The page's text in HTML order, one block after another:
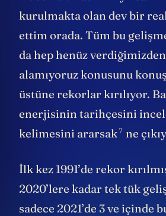
kurulmakta olan dev bir
ettim orada. Tüm bu
da hep henüz verdiğimizden
alamıyoruz konusunu
üstüne rekorlar kırılıyor.
enerjisinin tarihçesini
kelimesini ararsak7 ne
İlk kez 1991’de rekor
2020’lere kadar tek tük
sadece 2021’de 3 ve içinde